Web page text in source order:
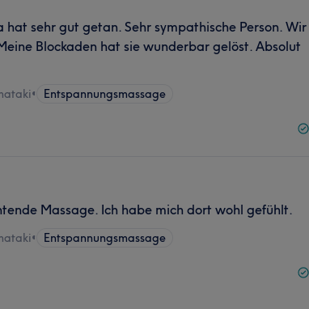
hat sehr gut getan. Sehr sympathische Person. Wir
Blockaden hat sie wunderbar gelöst. Absolut
• Entspannungsmassage
Massage. Ich habe mich dort wohl gefühlt.
• Entspannungsmassage